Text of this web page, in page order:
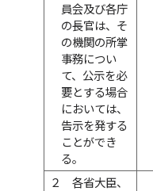
員会及び各庁
の長官は、そ
の機関の所掌
事務につい
て、公示を必
要とする場合
においては、
告示を発する
ことができ
る。
２
各省大臣、